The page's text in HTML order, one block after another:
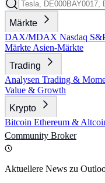
Märkte
DAX/MDAX Nasdaq
Märkte Asien-Märkte
Trading
Analysen Trading &
Value & Growth
Krypto
Bitcoin Ethereum &
Community Broker
Aktuellere News zu